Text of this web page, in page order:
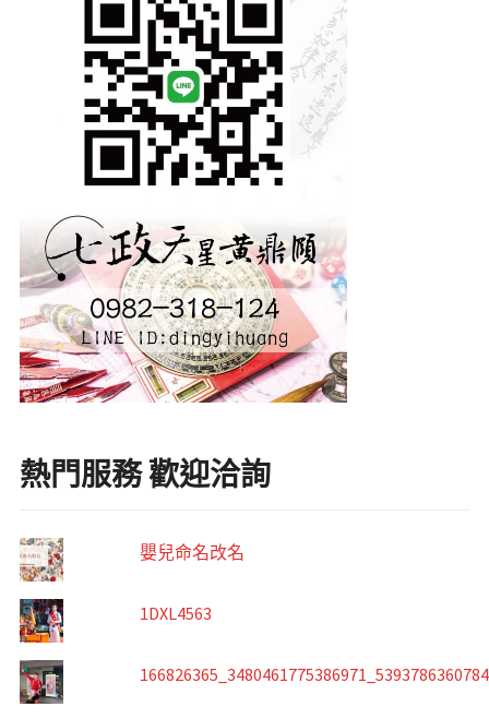
熱門服務 歡迎洽詢
嬰兒命名改名
1DXL4563